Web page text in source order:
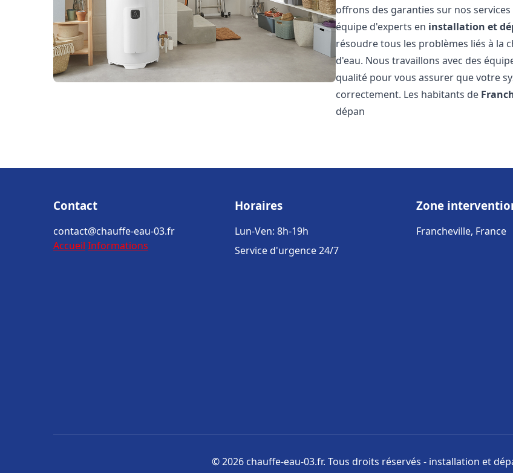
offrons des garanties sur nos
équipe d'experts en installation et
résoudre tous les problèmes liés à la
d'eau. Nous travaillons avec des
qualité pour vous assurer que votre
correctement. Les habitants de
dépan
Contact
contact@chauffe-eau-03.fr
Accueil Informations
Horaires
Lun-Ven: 8h-19h
Service d'urgence 24/7
Zone
Francheville, France
© 2026 chauffe-eau-03.fr. Tous droits réservés - installation et